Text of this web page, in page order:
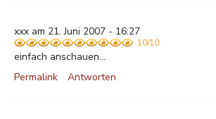
xxx am 21. Juni 2007 - 16:27
10/10
einfach anschauen...
Permalink
Antworten